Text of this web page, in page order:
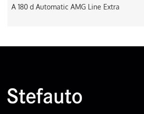
A 180 d Automatic AMG Line Extra